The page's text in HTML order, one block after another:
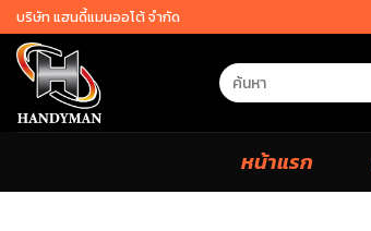
Skip
to
content
บริษัท แฮนดี้แมนออโต้ จำกัด
Search
for:
หน้าแรก